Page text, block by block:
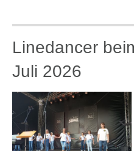
Linedancer
Juli 2026